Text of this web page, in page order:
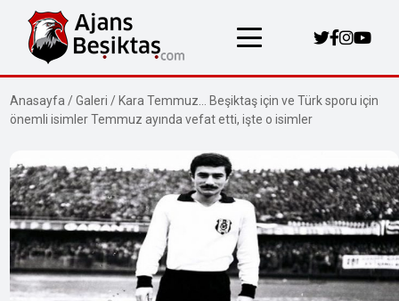
Anasayfa /Galeri / Kara Temmuz… Beşiktaş için ve Türk sporu için
önemli isimler Temmuz ayında vefat etti, işte o isimler